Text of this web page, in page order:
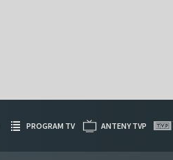
PROGRAM TV ANTENY TVP